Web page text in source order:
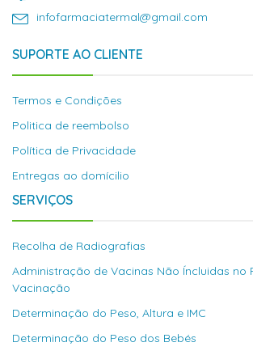
infofarmaciatermal@gmail.com
SUPORTE AO CLIENTE
Termos e Condições
Politica de reembolso
Política de Privacidade
Entregas ao domícilio
SERVIÇOS
Recolha de Radiografias
Administração de Vacinas Não Íncluidas no
Vacinação
Determinação do Peso, Altura e IMC
Determinação do Peso dos Bebés